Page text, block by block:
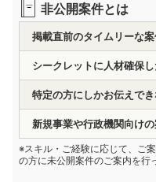
非公開案件とは
掲載直前のタイムリーな
シークレットに人材確保
特定の方にしかお伝えで
新規事業や行政機関向け
※スキル・ご経験に応じて、ご
の方に未公開案件のご案内を行